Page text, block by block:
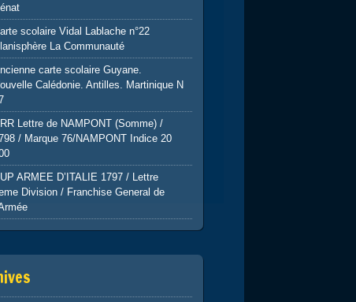
scolaire Vidal Lablache n°22
La Communauté
carte scolaire Guyane.
Calédonie. Antilles. Martinique N
Lettre de NAMPONT (Somme) /
/ Marque 76/NAMPONT Indice 20
ARMEE D’ITALIE 1797 / Lettre
Division / Franchise General de